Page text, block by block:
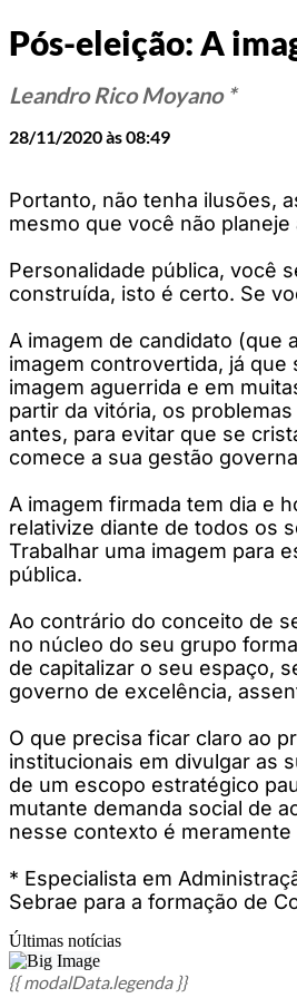
Pós-eleição: A
Leandro Rico Moyano *
28/11/2020 às 08:49
Portanto, não tenha ilusões,
mesmo que você não
Personalidade pública, você
construída, isto é certo. Se
A imagem de candidato (que
imagem controvertida, já
imagem aguerrida e em
partir da vitória, os
antes, para evitar que se
comece a sua gestão
A imagem firmada tem dia e
relativize diante de todos os
Trabalhar uma imagem para
pública.
Ao contrário do conceito de
no núcleo do seu grupo
de capitalizar o seu espaço,
governo de excelência,
O que precisa ficar claro ao
institucionais em divulgar as
de um escopo estratégico
mutante demanda social de
nesse contexto é
* Especialista em
Sebrae para a formação de
Últimas notícias
{{ modalData.legenda }}